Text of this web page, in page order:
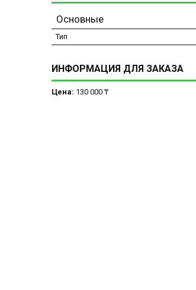
Основные
Тип
ИНФОРМАЦИЯ ДЛЯ ЗАКАЗА
Цена: 130 000 ₸